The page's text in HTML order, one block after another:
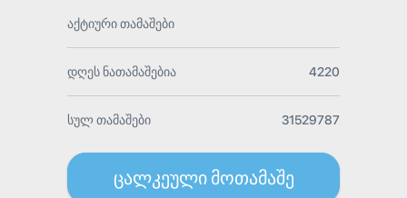
აქტიური თამაშები
დღეს ნათამაშებია 4220
სულ თამაშები 31529787
ცალკეული მოთამაშე